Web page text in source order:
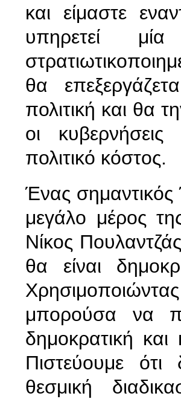
και είμαστε
υπηρετεί
θα
πολιτική και θα
οι
πολιτικό κόστος.
Ένας
μεγάλο μέρος
Νίκος
θα είναι
μπορούσα να
δημοκρατική και
Πιστεύουμε
θεσμική